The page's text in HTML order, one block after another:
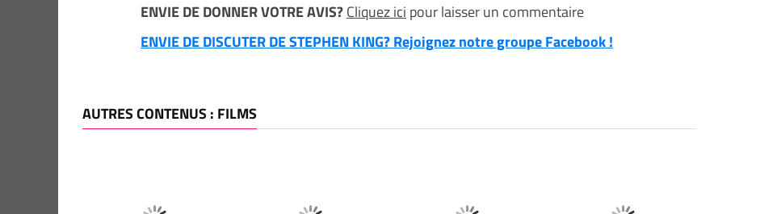
ENVIE DE DONNER VOTRE AVIS?Cliquez ici pour laisser un commentaire
ENVIE DE DISCUTER DE STEPHEN KING? Rejoignez notre groupe Facebook !
AUTRES CONTENUS : FILMS